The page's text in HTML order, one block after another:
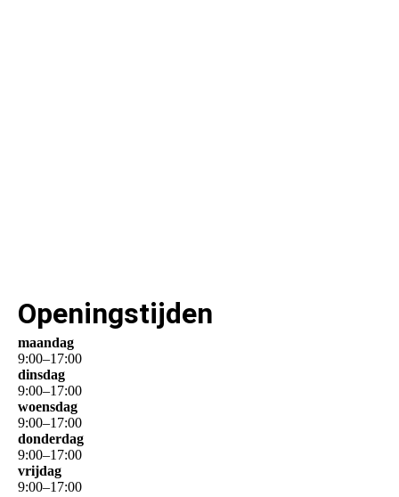
Openingstijden
maandag
9:00–17:00
dinsdag
9:00–17:00
woensdag
9:00–17:00
donderdag
9:00–17:00
vrijdag
9:00–17:00